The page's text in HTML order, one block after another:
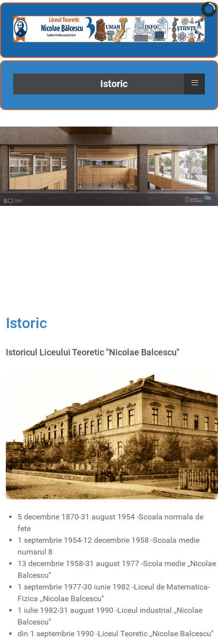
Istoric ≡
Istoric
Istoricul Liceului Teoretic "Nicolae Balcescu"
5 decembrie 1870-31 august 1954 -Scoala normala de
fete
1 septembrie 1954-12 decembrie 1958 -Scoala medie
numarul 8
13 decembrie 1958-31 august 1977 -Scola medie ,,Nicolae
Balcescu''
1 septembrie 1977-30 iunie 1982 -Liceul de Matematica-
Fizica ,,Nicolae Balcescu''
1 iulie 1982-31 august 1990 -Liceul industrial ,,Nicolae
Balcescu''
din 1 septembrie 1990 -Liceul Teoretic ,,Nicolae Balcescu''